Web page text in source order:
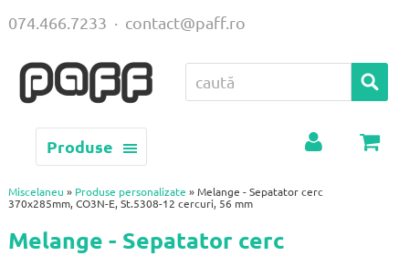
Produse
074.466.7233 · contact@paff.ro
Miscelaneu » Produse personalizate » Melange - Sepatator cerc
370x285mm, CO3N-E, St.5308-12 cercuri, 56 mm
Melange - Sepatator cerc